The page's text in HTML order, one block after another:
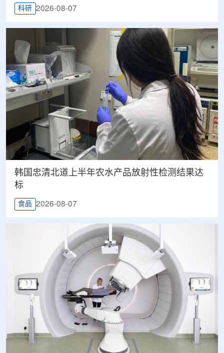
科研 2026-08-07
韩国忠清北道上半年农水产品放射性检测结果达
标
食品 2026-08-07